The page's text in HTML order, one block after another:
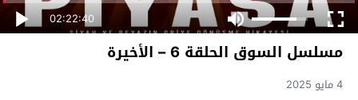
02:22:40
مسلسل السوق الحلقة 6 – الأخيرة
4 مايو 2025